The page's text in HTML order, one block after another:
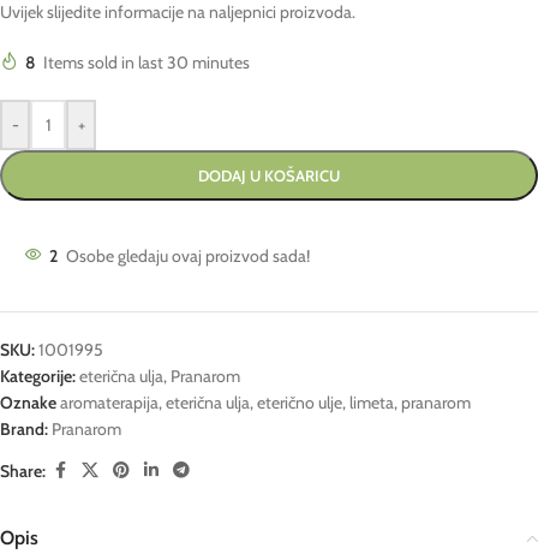
Uvijek slijedite informacije na naljepnici proizvoda.
8 Items sold in last 30 minutes
- +
DODAJ U KOŠARICU
2 Osobe gledaju ovaj proizvod sada!
SKU:1001995
Kategorije:eterična ulja, Pranarom
Oznakearomaterapija,eterična ulja,eterično ulje, limeta, pranarom
Brand: Pranarom
Share:
Opis